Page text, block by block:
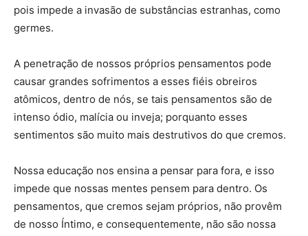
pois impede a invasão de substâncias estranhas, como
germes.
A penetração de nossos próprios pensamentos pode
causar grandes sofrimentos a esses fiéis obreiros
atômicos, dentro de nós, se tais pensamentos são de
intenso ódio, malícia ou inveja; porquanto esses
sentimentos são muito mais destrutivos do que cremos.
Nossa educação nos ensina a pensar para fora, e isso
impede que nossas mentes pensem para dentro. Os
pensamentos, que cremos sejam próprios, não provêm
de nosso Íntimo, e consequentemente, não são nossa